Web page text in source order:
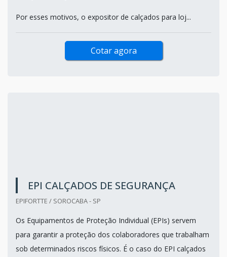
Por esses motivos, o expositor de calçados para loj...
Cotar agora
EPI CALÇADOS DE SEGURANÇA
EPIFORTTE / SOROCABA - SP
Os Equipamentos de Proteção Individual (EPIs) servem
para garantir a proteção dos colaboradores que trabalham
sob determinados riscos físicos. É o caso do EPI calçados